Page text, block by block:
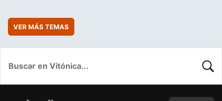
VER MÁS TEMAS